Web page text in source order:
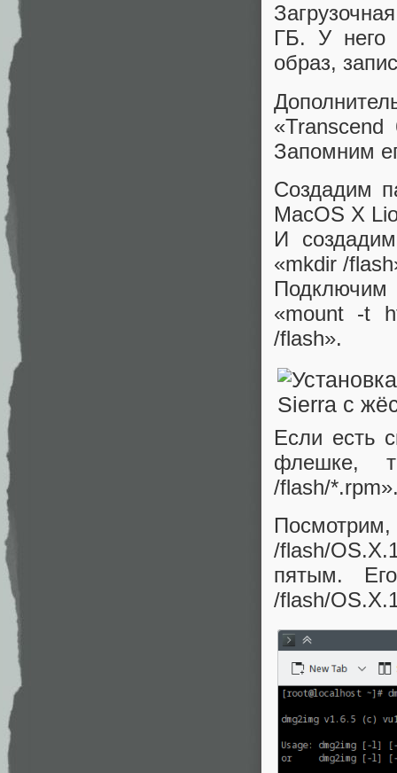
ГБ. У него
образ,
Запомним
Создадим
MacOS X
И
«mkdir /
«mount -t
/flash».
Если есть
флешке,
/flash/
/flash/
пятым.
/flash/